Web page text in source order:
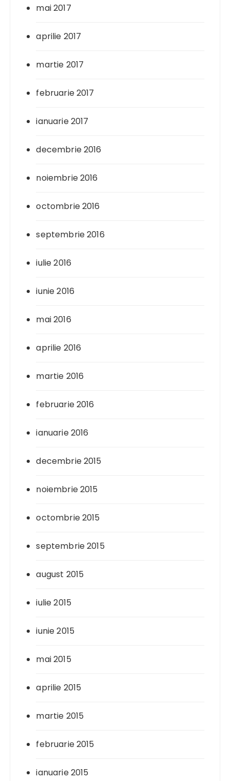
mai 2017
aprilie 2017
martie 2017
februarie 2017
ianuarie 2017
decembrie 2016
noiembrie 2016
octombrie 2016
septembrie 2016
iulie 2016
iunie 2016
mai 2016
aprilie 2016
martie 2016
februarie 2016
ianuarie 2016
decembrie 2015
noiembrie 2015
octombrie 2015
septembrie 2015
august 2015
iulie 2015
iunie 2015
mai 2015
aprilie 2015
martie 2015
februarie 2015
ianuarie 2015